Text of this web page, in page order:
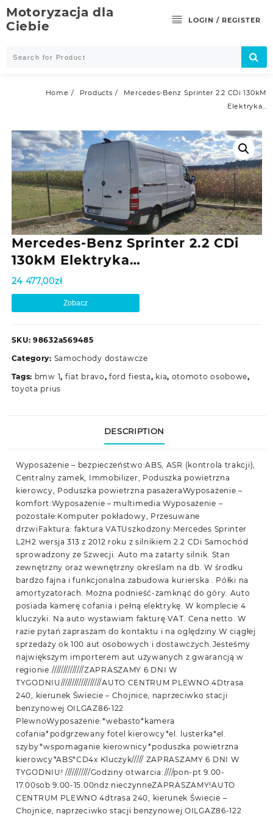
Skip
to
content
Motoryzacja dla
Ciebie
LOGIN / REGISTER
Home Products
Mercedes-Benz Sprinter 2.2 CDi 130kM
Elektryka…
Mercedes-Benz Sprinter 2.2 CDi
130kM Elektryka…
24 477,00zł
Zobacz
SKU: 98632a569485
Category: Samochody dostawcze
Tags: bmw 1, fiat bravo,ford fiesta, kia, otomoto osobowe,
toyota prius
DESCRIPTION
Wyposażenie – bezpieczeństwo:ABS, ASR (kontrola trakcji),
Centralny zamek, Immobilizer, Poduszka powietrzna
kierowcy, Poduszka powietrzna pasażeraWyposażenie –
komfort:Wyposażenie – multimedia:Wyposażenie –
pozostałe:Komputer pokładowy, Przesuwane
drzwiFaktura: faktura VATUszkodzony:Mercedes Sprinter
L2H2 wersja 313 z 2012 roku z silnikiem 2.2 CDi Samochód
sprowadzony ze Szwecji. Auto ma zatarty silnik. Stan
zewnętrzny oraz wewnętrzny określam na db. W środku
bardzo fajna i funkcjonalna zabudowa kurierska . Półki na
amortyzatorach. Można podnieść-zamknąć do góry. Auto
posiada kamerę cofania i pełną elektrykę. W komplecie 4
kluczyki. Na auto wystawiam fakturę VAT. Cena netto. W
razie pytań zapraszam do kontaktu i na oględziny.W ciągłej
sprzedaży ok 100 aut osobowych i dostawczych.Jesteśmy
największym importerem aut używanych z gwarancją w
regionie.//////////////ZAPRASZAMY 6 DNI W
TYGODNIU//////////////////AUTO CENTRUM PLEWNO 4Dtrasa
240, kierunek Świecie – Chojnice, naprzeciwko stacji
benzynowej OILGAZ86-122
PlewnoWyposażenie:*webasto*kamera
cofania*podgrzewany fotel kierowcy*el. lusterka*el.
szyby*wspomaganie kierownicy*poduszka powietrzna
kierowcy*ABS*CD4x Kluczyk///// ZAPRASZAMY 6 DNI W
TYGODNIU! ///////////Godziny otwarcia:////pon-pt 9.00-
17.00sob 9.00-15.00ndz nieczynneZAPRASZAMY!AUTO
CENTRUM PLEWNO 4dtrasa 240, kierunek Świecie –
Chojnice, naprzeciwko stacji benzynowej OILGAZ86-122